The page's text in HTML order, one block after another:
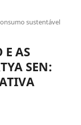
sustentável
E AS
SEN: